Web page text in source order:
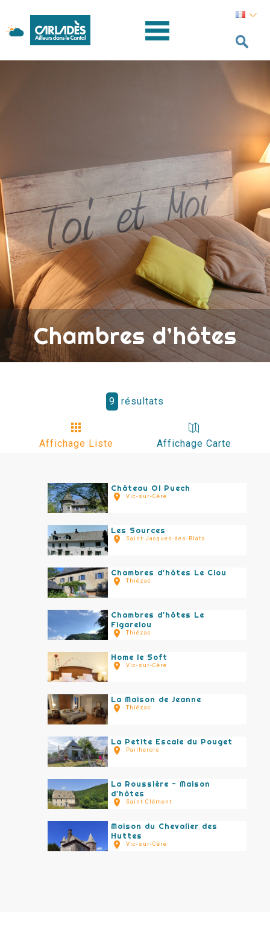
Chambres d’hôtes
9 résultats
Affichage Liste Affichage Carte
Château Ol Puech
Vic-sur-Cère
Les Sources
Saint-Jacques-des-Blats
Chambres d'hôtes Le Clou
Thiézac
Chambres d'hôtes Le
Figarelou
Thiézac
Home le Soft
Vic-sur-Cère
La Maison de Jeanne
Thiézac
La Petite Escale du Pouget
Pailherols
La Roussière - Maison
d'hôtes
Saint-Clément
Maison du Chevalier des
Huttes
Vic-sur-Cère